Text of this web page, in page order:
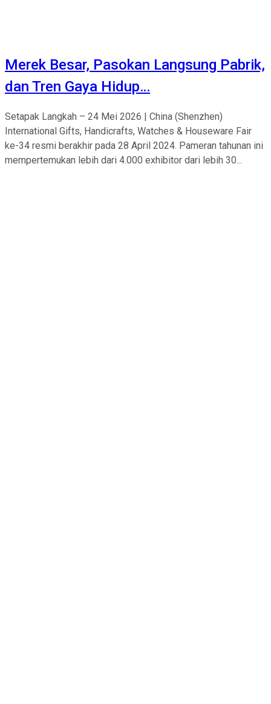
Merek Besar, Pasokan Langsung Pabrik,
dan Tren Gaya Hidup…
Setapak Langkah – 24 Mei 2026 | China (Shenzhen)
International Gifts, Handicrafts, Watches & Houseware Fair
ke-34 resmi berakhir pada 28 April 2024. Pameran tahunan ini
mempertemukan lebih dari 4.000 exhibitor dari lebih 30...